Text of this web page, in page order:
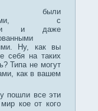
были
с
и даже
Ну, как вы
себя на таких
Типа не могут
как в вашем
пошли все эти
кое от кого